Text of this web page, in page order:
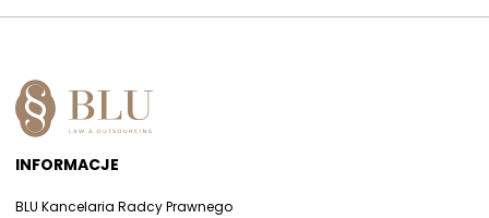
INFORMACJE
BLU Kancelaria Radcy Prawnego